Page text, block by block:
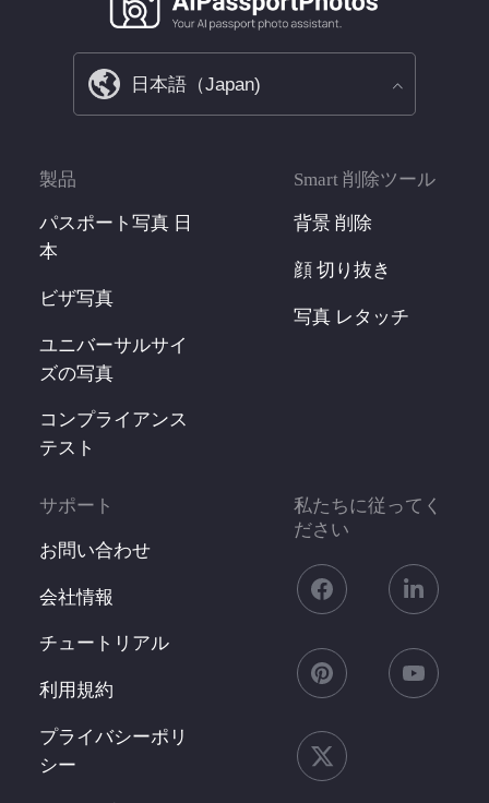
製品
パスポート写真 日
本
ビザ写真
ユニバーサルサイ
ズの写真
コンプライアンス
テスト
Smart 削除ツール
背景 削除
顔 切り抜き
写真 レタッチ
サポート
お問い合わせ
会社情報
チュートリアル
利用規約
プライバシーポリ
シー
私たちに従ってく
ださい